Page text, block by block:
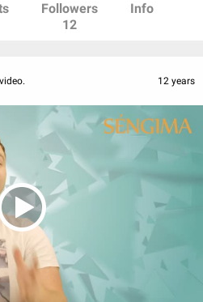
Followers
12
Info
12 years